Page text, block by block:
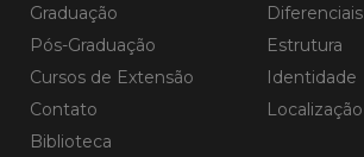
Graduação
Pós-Graduação
Cursos de Extensão
Contato
Biblioteca
Diferenciais
Estrutura
Identidade
Localização